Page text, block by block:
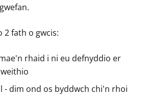
2 fath o gwcis:
rhaid i ni eu defnyddio er
- dim ond os byddwch chi'n rhoi